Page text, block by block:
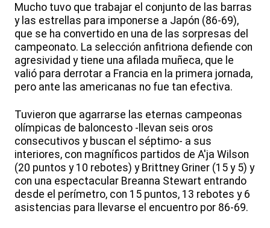
Mucho tuvo que trabajar el conjunto de las barras
y las estrellas para imponerse a Japón (86-69),
que se ha convertido en una de las sorpresas del
campeonato. La selección anfitriona defiende con
agresividad y tiene una afilada muñeca, que le
valió para derrotar a Francia en la primera jornada,
pero ante las americanas no fue tan efectiva.
Tuvieron que agarrarse las eternas campeonas
olímpicas de baloncesto -llevan seis oros
consecutivos y buscan el séptimo- a sus
interiores, con magníficos partidos de A'ja Wilson
(20 puntos y 10 rebotes) y Brittney Griner (15 y 5) y
con una espectacular Breanna Stewart entrando
desde el perímetro, con 15 puntos, 13 rebotes y 6
asistencias para llevarse el encuentro por 86-69.